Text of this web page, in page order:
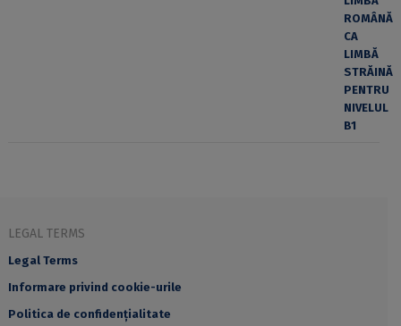
LEGAL TERMS
Legal Terms
Informare privind cookie-urile
Politica de confidențialitate